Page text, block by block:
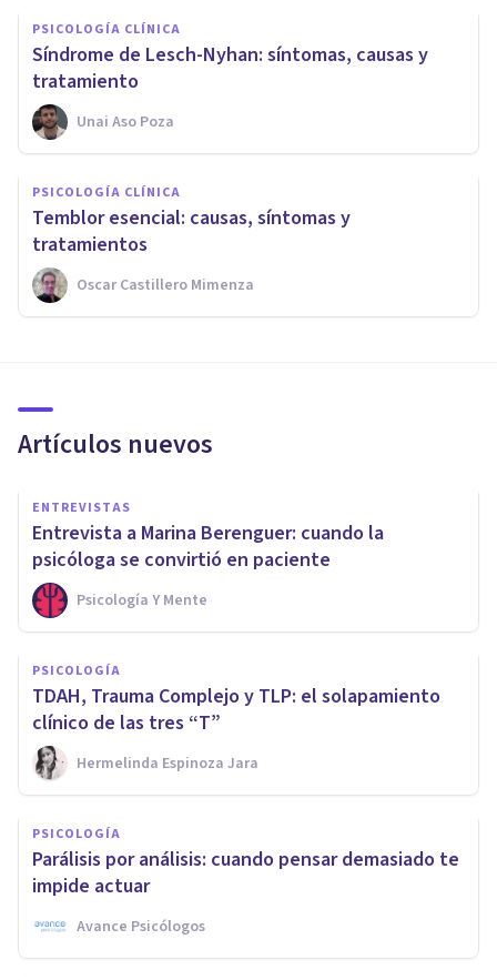
PSICOLOGÍA CLÍNICA
Síndrome de Lesch-Nyhan: síntomas, causas y
tratamiento
Unai Aso Poza
PSICOLOGÍA CLÍNICA
Temblor esencial: causas, síntomas y
tratamientos
Oscar Castillero Mimenza
Artículos nuevos
ENTREVISTAS
Entrevista a Marina Berenguer: cuando la
psicóloga se convirtió en paciente
Psicología Y Mente
PSICOLOGÍA
TDAH, Trauma Complejo y TLP: el solapamiento
clínico de las tres “T”
Hermelinda Espinoza Jara
PSICOLOGÍA
Parálisis por análisis: cuando pensar demasiado te
impide actuar
Avance Psicólogos